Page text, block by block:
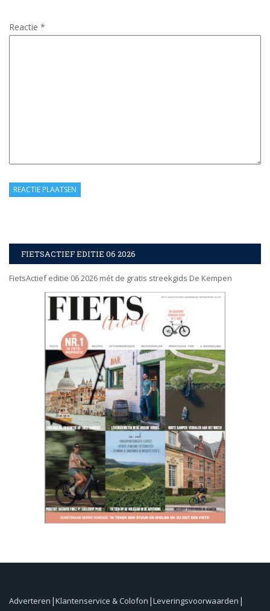
Reactie *
FIETSACTIEF EDITIE 06 2026
FietsActief editie 06 2026 mét de gratis streekgids De Kempen
Adverteren Klantenservice & Colofon Leveringsvoorwaarden